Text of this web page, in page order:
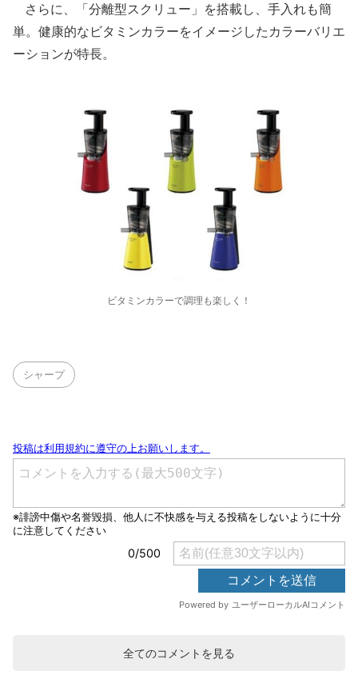
さらに、「分離型スクリュー」を搭載し、手入れも簡
単。健康的なビタミンカラーをイメージしたカラーバリエ
ーションが特長。
ビタミンカラーで調理も楽しく！
シャープ
全てのコメントを見る